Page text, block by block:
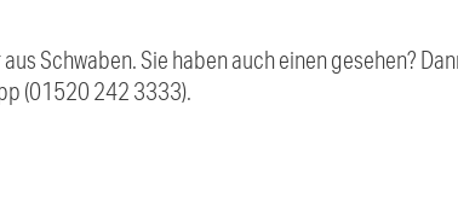
Schwaben. Sie haben auch einen gesehen?
(01520 242 3333).